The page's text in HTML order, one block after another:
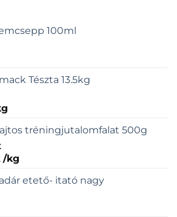
100ml
Tészta 13.5kg
tréningjutalomfalat 500g
/kg
etető- itató nagy